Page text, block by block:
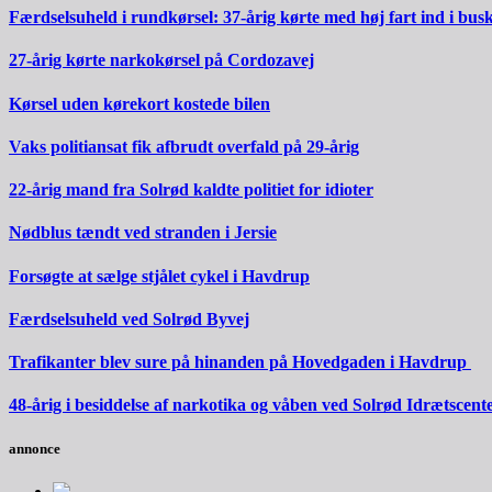
Færdselsuheld i rundkørsel: 37-årig kørte med høj fart ind i
27-årig kørte narkokørsel på Cordozavej
Kørsel uden kørekort kostede bilen
Vaks politiansat fik afbrudt overfald på 29-årig
22-årig mand fra Solrød kaldte politiet for idioter
Nødblus tændt ved stranden i Jersie
Forsøgte at sælge stjålet cykel i Havdrup
Færdselsuheld ved Solrød Byvej
Trafikanter blev sure på hinanden på Hovedgaden i Havdrup
48-årig i besiddelse af narkotika og våben ved Solrød
annonce